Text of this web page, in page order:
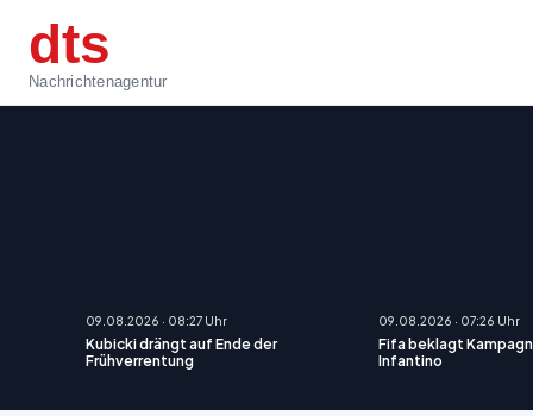
dts
Nachrichtenagentur
09.08.2026 · 08:27 Uhr
Kubicki drängt auf Ende der
Frühverrentung
09.08.2026 · 07:26 Uhr
Fifa beklagt
Infantino